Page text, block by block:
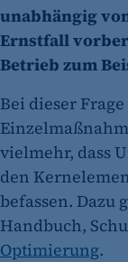
unabhängig
Ernstfall
Betrieb zum
Bei dieser
vielmehr, dass
den
befassen. Dazu
Handbuch,
Optimierung.